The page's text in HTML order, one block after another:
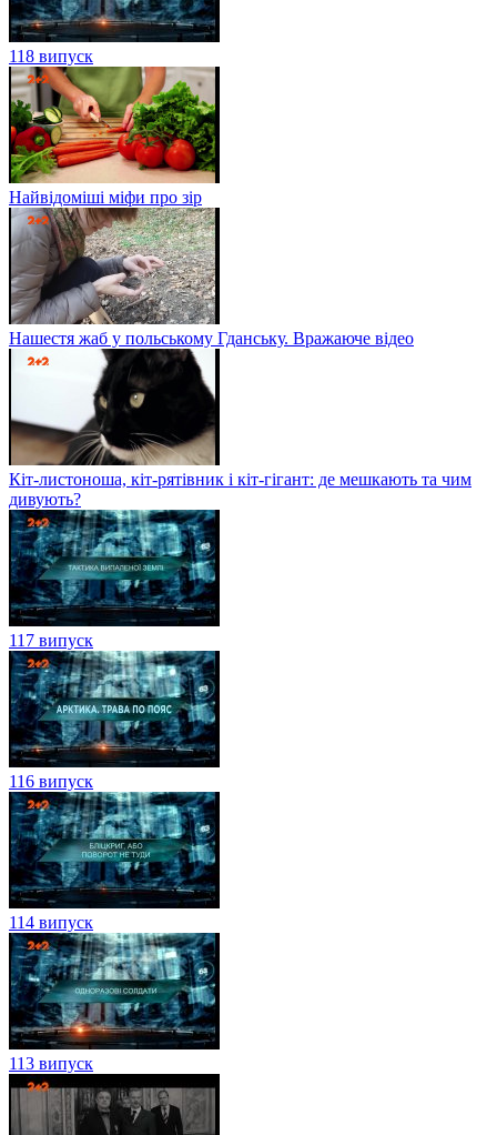
118 випуск
Найвідоміші міфи про зір
Нашестя жаб у польському Гданську. Вражаюче відео
Кіт-листоноша, кіт-рятівник і кіт-гігант: де мешкають та чим
дивують?
117 випуск
116 випуск
114 випуск
113 випуск